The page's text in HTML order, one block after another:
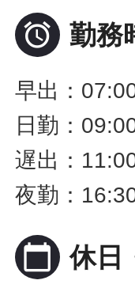
 勤務
早出：
日勤：
遅出：
夜勤：
calendar_today 休日